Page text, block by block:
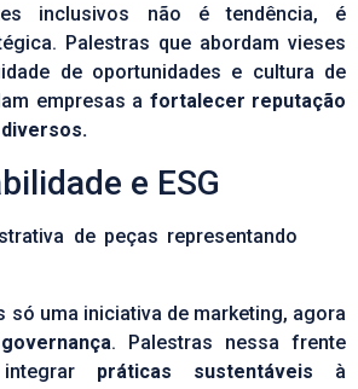
inclusivos não é tendência, é
Palestras que abordam vieses
de oportunidades e cultura de
empresas a fortalecer reputação
e ESG
só uma iniciativa de marketing, agora
. Palestras nessa frente
práticas sustentáveis à